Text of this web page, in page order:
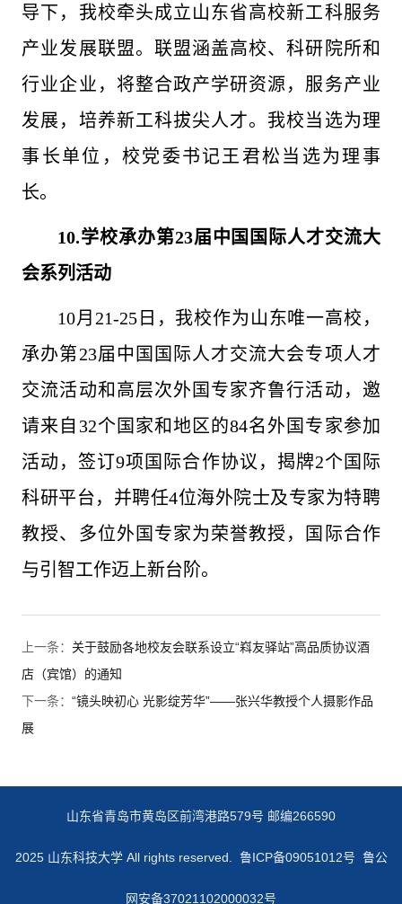
导下，我校牵头成立山东省高校新工科服务
产业发展联盟。联盟涵盖高校、科研院所和
行业企业，将整合政产学研资源，服务产业
发展，培养新工科拔尖人才。我校当选为理
事长单位，校党委书记王君松当选为理事
长。
10.学校承办第23届中国国际人才交流大
会系列活动
10月21-25日，我校作为山东唯一高校，
承办第23届中国国际人才交流大会专项人才
交流活动和高层次外国专家齐鲁行活动，邀
请来自32个国家和地区的84名外国专家参加
活动，签订9项国际合作协议，揭牌2个国际
科研平台，并聘任4位海外院士及专家为特聘
教授、多位外国专家为荣誉教授，国际合作
与引智工作迈上新台阶。
上一条： 关于鼓励各地校友会联系设立“嵙友驿站”高品质协议酒
店（宾馆）的通知
下一条：“镜头映初心 光影绽芳华”——张兴华教授个人摄影作品
展
山东省青岛市黄岛区前湾港路579号 邮编266590
2025 山东科技大学 All rights reserved. 鲁ICP备09051012号 鲁公
网安备37021102000032号